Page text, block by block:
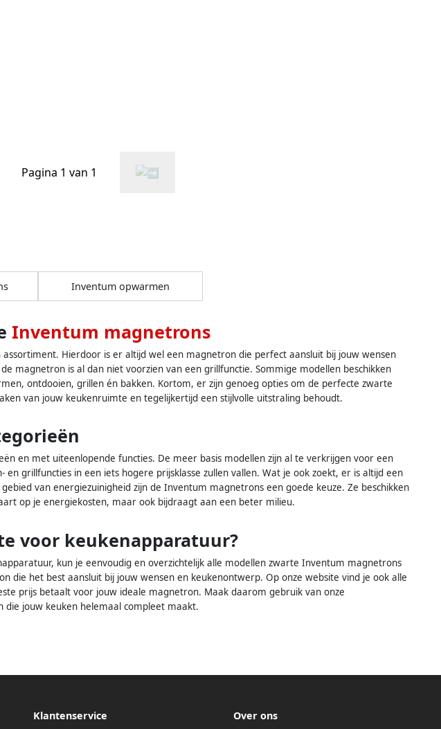
Pagina 1 van 1
Inventum opwarmen
Inventum magnetrons
Hierdoor is er altijd wel een magnetron die perfect aansluit bij jouw wensen
magnetron is al dan niet voorzien van een grillfunctie. Sommige modellen beschikken
ontdooien, grillen én bakken. Kortom, er zijn genoeg opties om de perfecte zwarte
van jouw keukenruimte en tegelijkertijd een stijlvolle uitstraling behoudt.
en met uiteenlopende functies. De meer basis modellen zijn al te verkrijgen voor een
grillfuncties in een iets hogere prijsklasse zullen vallen. Wat je ook zoekt, er is altijd een
van energiezuinigheid zijn de Inventum magnetrons een goede keuze. Ze beschikken
op je energiekosten, maar ook bijdraagt aan een beter milieu.
voor keukenapparatuur?
kun je eenvoudig en overzichtelijk alle modellen zwarte Inventum magnetrons
die het best aansluit bij jouw wensen en keukenontwerp. Op onze website vind je ook alle
prijs betaalt voor jouw ideale magnetron. Maak daarom gebruik van onze
jouw keuken helemaal compleet maakt.
Klantenservice Over ons